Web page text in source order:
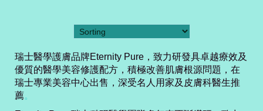
瑞士醫學護膚品牌Eternity Pure， 致力研發具卓越療效及
優質的醫學美容修護配方，積極改善肌膚根源問題 ，在
瑞士專業美容中心出售， 深受名人用家及 皮膚科醫生推
薦。